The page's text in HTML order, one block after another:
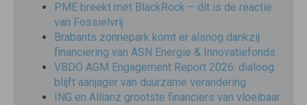
PME breekt met BlackRock – dit is de reactie
van Fossielvrij
Brabants zonnepark komt er alsnog dankzij
financiering van ASN Energie & Innovatiefonds
VBDO AGM Engagement Report 2026: dialoog
blijft aanjager van duurzame verandering
ING en Allianz grootste financiers van vloeibaar